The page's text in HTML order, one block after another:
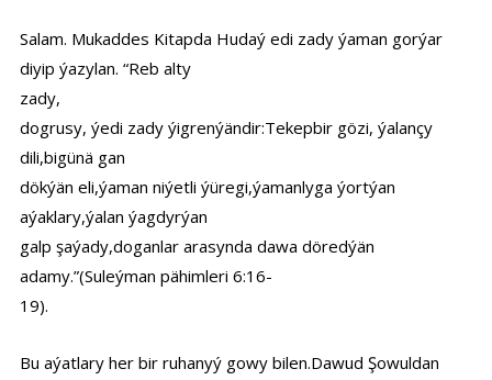
Salam. Mukaddes Kitapda Hudaý edi zady ýaman gorýar
diyip ýazylan. “Reb alty
zady,
dogrusy, ýedi zady ýigrenýändir:Tekepbir gözi, ýalançy
dili,bigünä gan
dökýän eli,ýaman niýetli ýüregi,ýamanlyga ýortýan
aýaklary,ýalan ýagdyrýan
galp şaýady,doganlar arasynda dawa döredýän
adamy.”(Suleýman pähimleri 6:16-
19).
Bu aýatlary her bir ruhanyý gowy bilen.Dawud Şowuldan